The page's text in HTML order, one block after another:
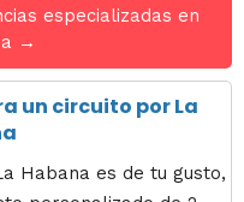
especializadas en
→
un circuito por La
Habana es de tu gusto,